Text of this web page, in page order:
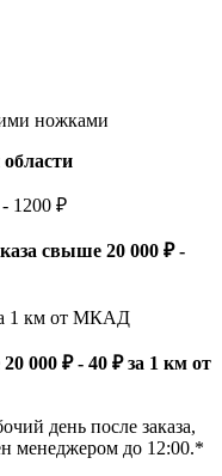
ножками
1200 ₽
свыше 20 000 ₽ -
1 км от МКАД
000 ₽ - 40 ₽ за 1 км от
день после заказа,
менеджером до 12:00.*